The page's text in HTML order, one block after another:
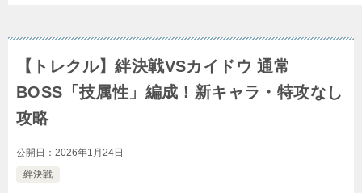
【トレクル】絆決戦VSカイドウ 通常
BOSS「技属性」編成！新キャラ・特攻なし
攻略
公開日： 2026年1月24日
絆決戦